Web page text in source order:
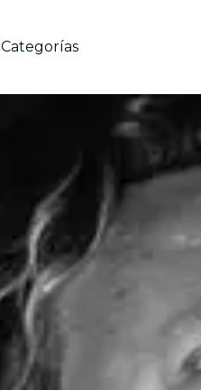
Categorías